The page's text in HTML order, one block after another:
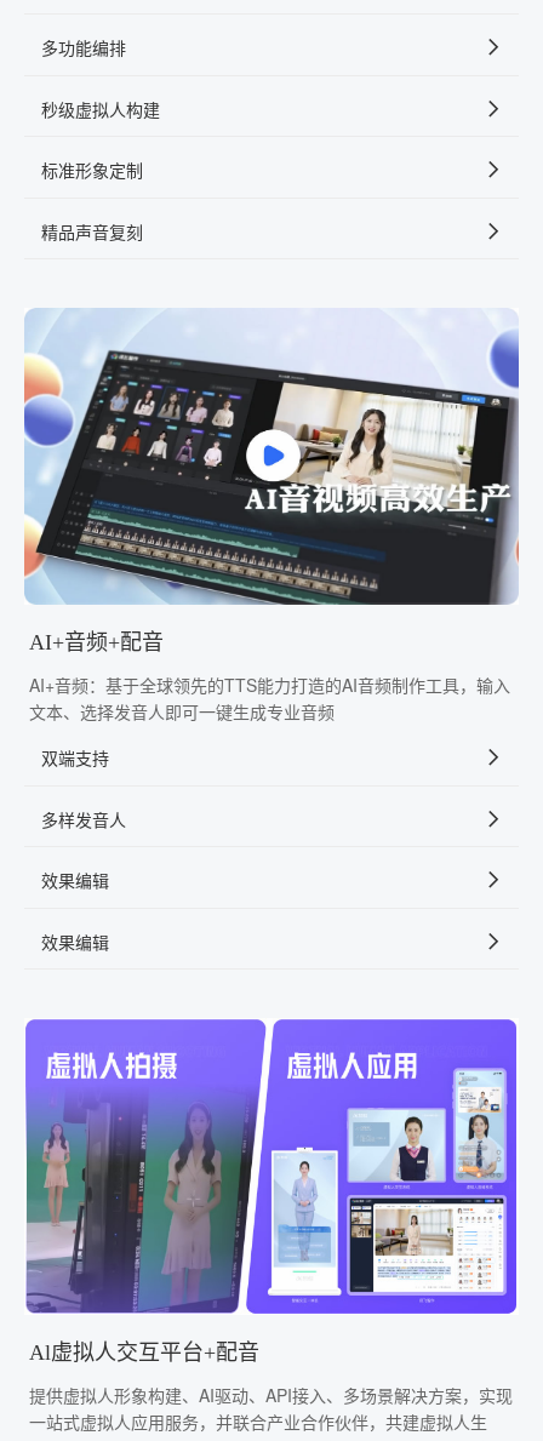
多功能编排
秒级虚拟人构建
标准形象定制
精品声音复刻
AI+音频+配音
AI+音频：基于全球领先的TTS能力打造的AI音频制作工具，输入
文本、选择发音人即可一键生成专业音频
双端支持
多样发音人
效果编辑
效果编辑
Al虚拟人交互平台+配音
提供虚拟人形象构建、AI驱动、API接入、多场景解决方案，实现
一站式虚拟人应用服务，并联合产业合作伙伴，共建虚拟人生